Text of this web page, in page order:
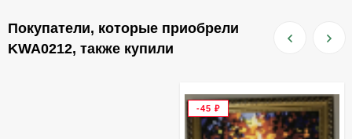
Покупатели, которые приобрели
KWA0212, также купили
-45 ₽